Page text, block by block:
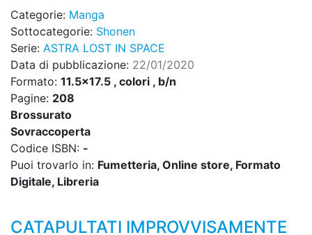
Categorie: Manga
Sottocategorie: Shonen
Serie: ASTRA LOST IN SPACE
Data di pubblicazione: 22/01/2020
Formato: 11.5x17.5 , colori , b/n
Pagine: 208
Brossurato
Sovraccoperta
Codice ISBN: -
Puoi trovarlo in: Fumetteria, Online store, Formato
Digitale, Libreria
CATAPULTATI IMPROVVISAMENTE